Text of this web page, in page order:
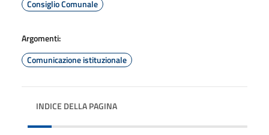
Consiglio Comunale
Argomenti:
Comunicazione istituzionale
INDICE DELLA PAGINA